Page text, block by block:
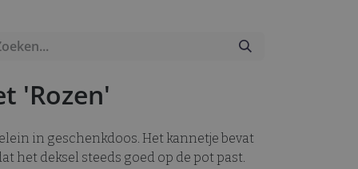
'Rozen'
in geschenkdoos. Het kannetje bevat
het deksel steeds goed op de pot past.